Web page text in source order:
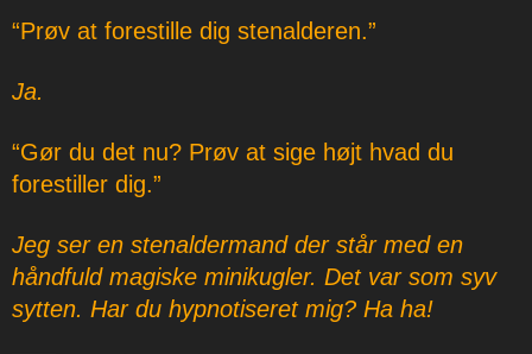
“Prøv at forestille dig stenalderen.”
Ja.
“Gør du det nu? Prøv at sige højt hvad du
forestiller dig.”
Jeg ser en stenaldermand der står med en
håndfuld magiske minikugler. Det var som syv
sytten. Har du hypnotiseret mig? Ha ha!